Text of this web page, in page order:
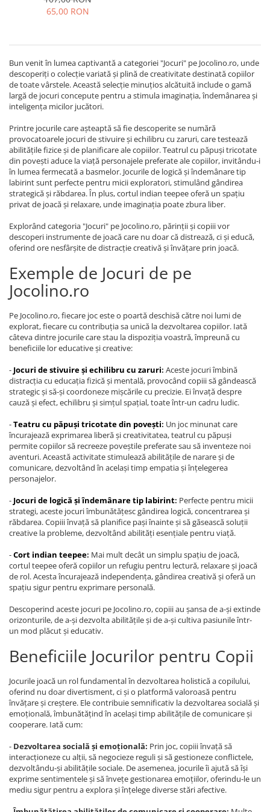
65,00 RON
Bun venit în lumea captivantă a categoriei "Jocuri" pe Jocolino.ro, unde
descoperiți o colecție variată și plină de creativitate destinată copiilor
de toate vârstele. Această selecție minuțios alcătuită include o gamă
largă de jocuri concepute pentru a stimula imaginația, îndemânarea și
inteligența micilor jucători.
Printre jocurile care așteaptă să fie descoperite se numără
provocatoarele jocuri de stivuire și echilibru cu zaruri, care testează
abilitățile fizice și de planificare ale copiilor. Teatrul cu păpuși tricotate
din povești aduce la viață personajele preferate ale copiilor, invitându-i
în lumea fermecată a basmelor. Jocurile de logică și îndemânare tip
labirint sunt perfecte pentru micii exploratori, stimulând gândirea
strategică și răbdarea. În plus, cortul indian teepee oferă un spațiu
privat de joacă și relaxare, unde imaginația poate zbura liber.
Explorând categoria "Jocuri" pe Jocolino.ro, părinții și copiii vor
descoperi instrumente de joacă care nu doar că distrează, ci și educă,
oferind ore nesfârșite de distracție creativă și învățare prin joacă.
Exemple de Jocuri de pe
Jocolino.ro
Pe Jocolino.ro, fiecare joc este o poartă deschisă către noi lumi de
explorat, fiecare cu contribuția sa unică la dezvoltarea copiilor. Iată
câteva dintre jocurile care stau la dispoziția voastră, împreună cu
beneficiile lor educative și creative:
- Jocuri de stivuire și echilibru cu zaruri: Aceste jocuri îmbină
distracția cu educația fizică și mentală, provocând copiii să gândească
strategic și să-și coordoneze mișcările cu precizie. Ei învață despre
cauză și efect, echilibru și simțul spațial, toate într-un cadru ludic.
-Teatru cu păpuși tricotate din povești: Un joc minunat care
încurajează exprimarea liberă și creativitatea, teatrul cu păpuși
permite copiilor să recreeze poveștile preferate sau să inventeze noi
aventuri. Această activitate stimulează abilitățile de narare și de
comunicare, dezvoltând în același timp empatia și înțelegerea
personajelor.
- Jocuri de logică și îndemânare tip labirint: Perfecte pentru micii
strategi, aceste jocuri îmbunătățesc gândirea logică, concentrarea și
răbdarea. Copiii învață să planifice pași înainte și să găsească soluții
creative la probleme, dezvoltând abilități esențiale pentru viață.
-Cort indian teepee: Mai mult decât un simplu spațiu de joacă,
cortul teepee oferă copiilor un refugiu pentru lectură, relaxare și joacă
de rol. Acesta încurajează independența, gândirea creativă și oferă un
spațiu sigur pentru exprimare personală.
Descoperind aceste jocuri pe Jocolino.ro, copiii au șansa de a-și extinde
orizonturile, de a-și dezvolta abilitățile și de a-și cultiva pasiunile într-
un mod plăcut și educativ.
Beneficiile Jocurilor pentru Copii
Jocurile joacă un rol fundamental în dezvoltarea holistică a copilului,
oferind nu doar divertisment, ci și o platformă valoroasă pentru
învățare și creștere. Ele contribuie semnificativ la dezvoltarea socială și
emoțională, îmbunătățind în același timp abilitățile de comunicare și
cooperare. Iată cum:
- Dezvoltarea socială și emoțională: Prin joc, copiii învață să
interacționeze cu alții, să negocieze reguli și să gestioneze conflictele,
dezvoltându-și abilitățile sociale. De asemenea, jocurile îi ajută să își
exprime sentimentele și să învețe gestionarea emoțiilor, oferindu-le un
mediu sigur pentru a explora și înțelege diverse stări afective.